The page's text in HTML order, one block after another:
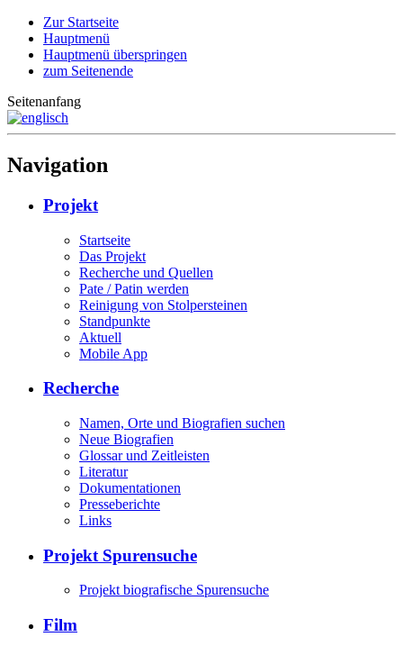
Zur Startseite
Hauptmenü
Hauptmenü überspringen
zum Seitenende
Seitenanfang
Navigation
Projekt
Startseite
Das Projekt
Recherche und Quellen
Pate / Patin werden
Reinigung von Stolpersteinen
Standpunkte
Aktuell
Mobile App
Recherche
Namen, Orte und Biografien suchen
Neue Biografien
Glossar und Zeitleisten
Literatur
Dokumentationen
Presseberichte
Links
Projekt Spurensuche
Projekt biografische Spurensuche
Film